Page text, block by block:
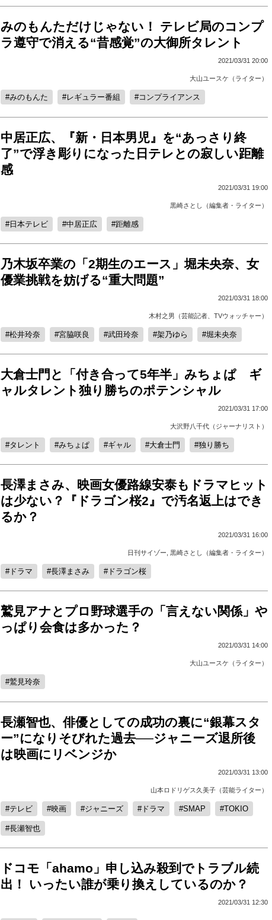
みのもんただけじゃない！ テレビ局のコンプ
ラ遵守で消える“昔感覚”の大御所タレント
2021/03/31 20:00
大山ユースケ（ライター）
みのもんた レギュラー番組 コンプライアンス
中居正広、『新・日本男児』を“あっさり終
了”で浮き彫りになった日テレとの寂しい距離
感
2021/03/31 19:00
黒崎さとし（編集者・ライター）
日本テレビ 中居正広 距離感
乃木坂卒業の「2期生のエース」堀未央奈、女
優業挑戦を妨げる“重大問題”
2021/03/31 18:00
木村之男（芸能記者、TVウォッチャー）
松井玲奈 宮脇咲良 武田玲奈 架乃ゆら 堀未央奈
大倉士門と「付き合って5年半」みちょぱ ギ
ャルタレント独り勝ちのポテンシャル
2021/03/31 17:00
大沢野八千代（ジャーナリスト）
タレント みちょぱ ギャル 大倉士門 独り勝ち
長澤まさみ、映画女優路線安泰もドラマヒット
は少ない？『ドラゴン桜2』で汚名返上はでき
るか？
2021/03/31 16:00
日刊サイゾー 黒崎さとし（編集者・ライター）
ドラマ 長澤まさみ ドラゴン桜
鷲見アナとプロ野球選手の「言えない関係」や
っぱり会食は多かった？
2021/03/31 14:00
大山ユースケ（ライター）
鷲見玲奈
長瀬智也、俳優としての成功の裏に“銀幕スタ
ー”になりそびれた過去──ジャニーズ退所後
は映画にリベンジか
2021/03/31 13:00
山本ロドリゲス久美子（芸能ライター）
テレビ 映画 ジャニーズ ドラマ SMAP TOKIO
長瀬智也
ドコモ「ahamo」申し込み殺到でトラブル続
出！ いったい誰が乗り換えしているのか？
2021/03/31 12:30